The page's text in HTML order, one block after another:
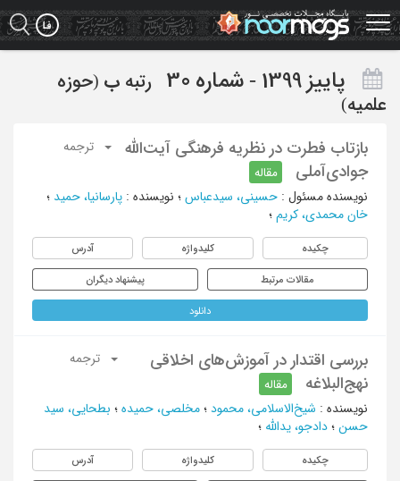
Skip
to
main
پاییز 1399 - شماره 30 رتبه ب (حوزه
علمیه)
بازتاب فطرت در نظریه فرهنگی آیت‌الله
جوادی‌آملی
مقاله
ترجمه
نویسنده مسئول : حسینی، سیدعباس ؛ نویسنده : پارسانیا، حمید ؛
خان محمدی، کریم ؛
چکیده کلیدواژه آدرس
مقالات مرتبط پیشنهاد دیگران
دانلود
بررسی اقتدار در آموزش‌‌های اخلاقی
نهج‌البلاغه
مقاله
ترجمه
نویسنده : شیخ‌الاسلامی، محمود ؛ مخلصی، حمیده ؛ بطحایی، سید
حسن ؛ دادجو، یدالله ؛
چکیده کلیدواژه آدرس